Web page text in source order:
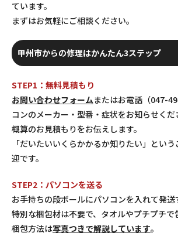
ています。
まずはお気軽にご相談ください。
甲州市からの修理はかんたん3ステップ
STEP1：無料見積もり
お問い合わせフォームまたはお電話（047-
コンのメーカー・型番・症状をお知らせくだ
概算のお見積もりをお伝えします。
「だいたいいくらかかるか知りたい」とい
迎です。
STEP2：パソコンを送る
お手持ちの段ボールにパソコンを入れて発送
特別な梱包材は不要で、タオルやプチプチで
梱包方法は写真つきで解説しています。